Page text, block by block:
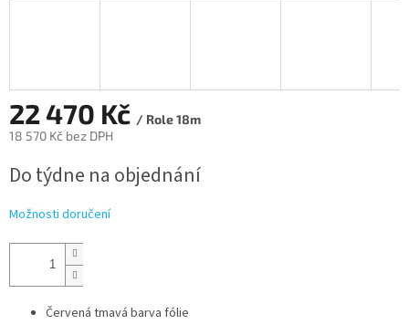
22 470 Kč / Role 18m
18 570 Kč bez DPH
cena:
Do týdne na objednání
Možnosti doručení
Červená tmavá barva fólie